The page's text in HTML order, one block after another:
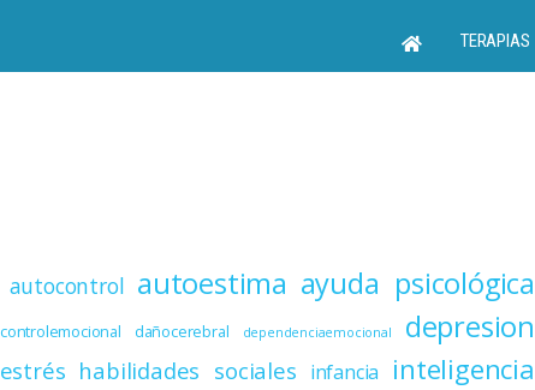
TERAPIAS
autocontrol autoestima ayuda psicológica
controlemocional dañocerebral dependenciaemocional depresion
estrés habilidades sociales infancia
inteligencia